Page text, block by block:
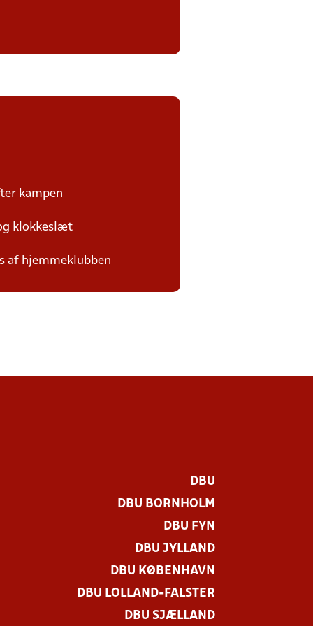
kampen
klokkeslæt
af hjemmeklubben
DBU
DBU BORNHOLM
DBU FYN
DBU JYLLAND
DBU KØBENHAVN
DBU LOLLAND-FALSTER
DBU SJÆLLAND